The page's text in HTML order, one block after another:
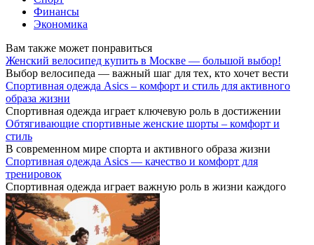
Финансы
Экономика
Вам также может понравиться
Женский велосипед купить в Москве — большой выбор!
Выбор велосипеда — важный шаг для тех, кто хочет вести
Спортивная одежда Asics – комфорт и стиль для активного
образа жизни
Спортивная одежда играет ключевую роль в достижении
Обтягивающие спортивные женские шорты – комфорт и
стиль
В современном мире спорта и активного образа жизни
Спортивная одежда Asics — качество и комфорт для
тренировок
Спортивная одежда играет важную роль в жизни каждого